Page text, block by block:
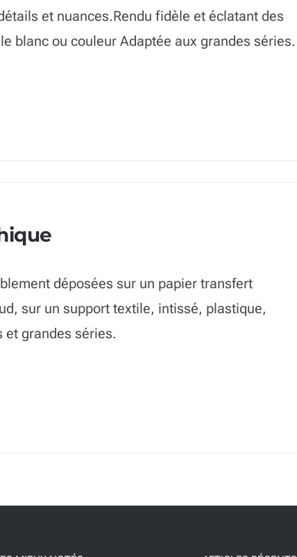
et nuances.Rendu fidèle et éclatant des
blanc ou couleur Adaptée aux grandes séries.
déposées sur un papier transfert
sur un support textile, intissé, plastique,
et grandes séries.